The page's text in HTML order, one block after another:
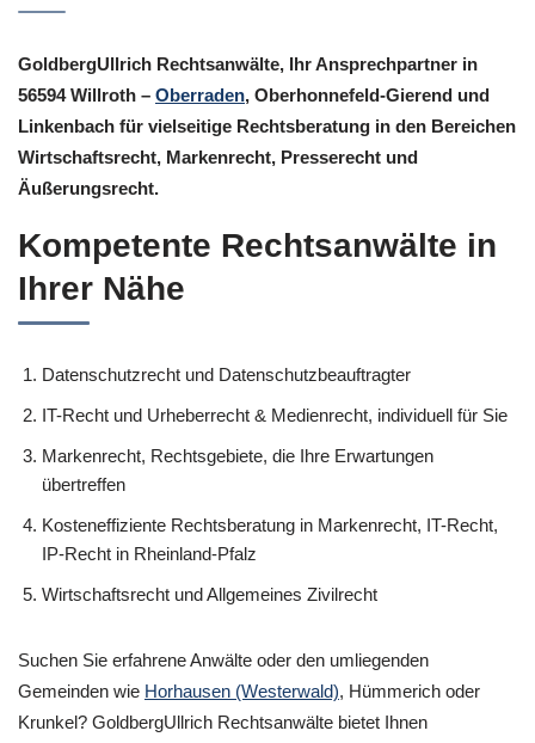
GoldbergUllrich Rechtsanwälte, Ihr Ansprechpartner in
56594 Willroth – Oberraden, Oberhonnefeld-Gierend und
Linkenbach für vielseitige Rechtsberatung in den Bereichen
Wirtschaftsrecht, Markenrecht, Presserecht und
Äußerungsrecht.
Kompetente Rechtsanwälte in
Ihrer Nähe
Datenschutzrecht und Datenschutzbeauftragter
IT-Recht und Urheberrecht & Medienrecht, individuell für Sie
Markenrecht, Rechtsgebiete, die Ihre Erwartungen
übertreffen
Kosteneffiziente Rechtsberatung in Markenrecht, IT-Recht,
IP-Recht in Rheinland-Pfalz
Wirtschaftsrecht und Allgemeines Zivilrecht
Suchen Sie erfahrene Anwälte oder den umliegenden
Gemeinden wie Horhausen (Westerwald), Hümmerich oder
Krunkel? GoldbergUllrich Rechtsanwälte bietet Ihnen